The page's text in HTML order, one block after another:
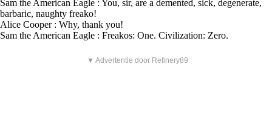
Sam the American Eagle : You, sir, are a demented, sick, degenerate,
barbaric, naughty freako!
Alice Cooper : Why, thank you!
Sam the American Eagle : Freakos: One. Civilization: Zero.
▼ Advertentie door Refinery89